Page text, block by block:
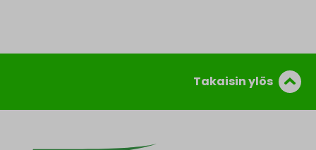
Takaisin ylös